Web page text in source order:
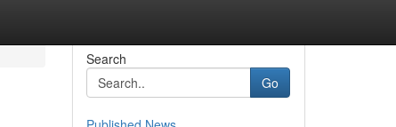
Search
Go